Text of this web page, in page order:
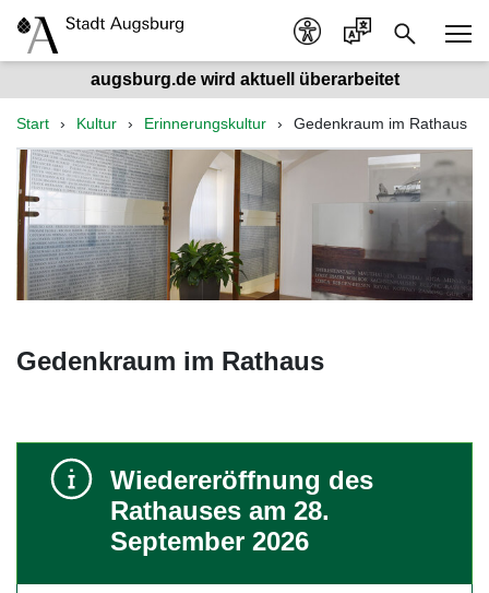
augsburg.de wird aktuell überarbeitet
Start Kultur Erinnerungskultur Gedenkraum im Rathaus
Gedenkraum im Rathaus
Wiedereröffnung des
Rathauses am 28.
September 2026